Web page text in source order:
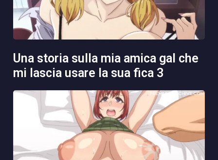
una storia sulla mia amica gal che
mi lascia usare la sua fica 3